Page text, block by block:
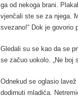
ga od nekoga brani.
vjenčali ste se za njega.
svezano!“ Dok je govorio
Gledali su se kao da se
se začuo uokolo. „Ne boj
Odnekud se oglasio
dodirnuti mladića.